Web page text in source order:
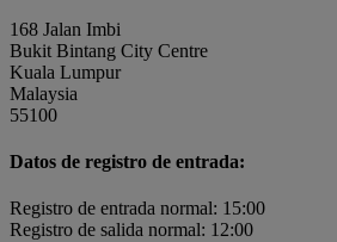
168 Jalan Imbi
Bukit Bintang City Centre
Kuala Lumpur
Malaysia
55100
Datos de registro de entrada:
Registro de entrada normal: 15:00
Registro de salida normal: 12:00